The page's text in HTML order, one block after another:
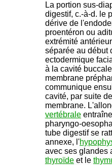
La portion sus-
digestif, c.-à-d. le
dérive de
proentéron ou
extrémité
séparée au début
ectodermique
à la cavité
membrane
communique
cavité, par suite
membrane.
vertébrale
pharyngo-
tube digestif se
annexe, l'
avec ses glandes
thyroïde et le